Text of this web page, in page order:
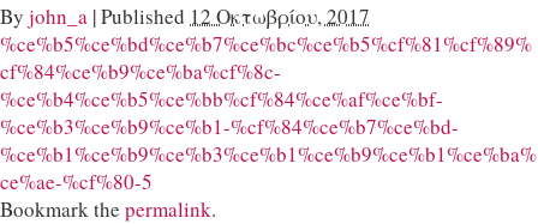
By john_a |Published 12 Οκτωβρίου, 2017
%ce%b5%ce%bd%ce%b7%ce%bc%ce%b5%cf%81%cf%89%
cf%84%ce%b9%ce%ba%cf%8c-
%ce%b4%ce%b5%ce%bb%cf%84%ce%af%ce%bf-
%ce%b3%ce%b9%ce%b1-%cf%84%ce%b7%ce%bd-
%ce%b1%ce%b9%ce%b3%ce%b1%ce%b9%ce%b1%ce%ba%
ce%ae-%cf%80-5
Bookmark the permalink.